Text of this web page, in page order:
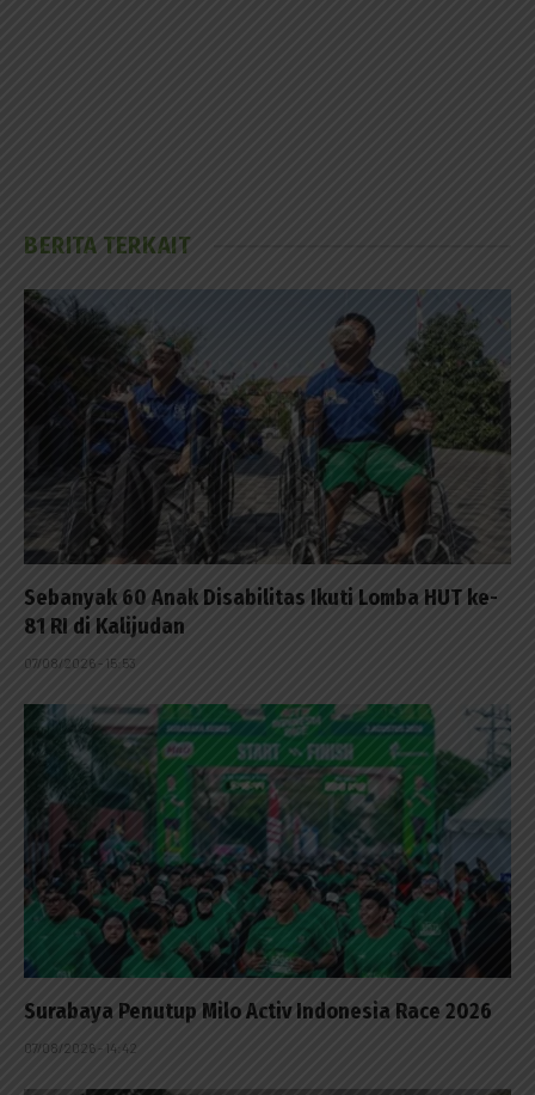
BERITA TERKAIT
Sebanyak 60 Anak Disabilitas Ikuti Lomba HUT ke-
81 RI di Kalijudan
07/08/2026 - 15:53
Surabaya Penutup Milo Activ Indonesia Race 2026
07/08/2026 - 14:42